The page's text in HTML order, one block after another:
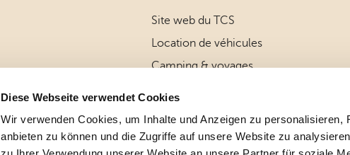
Diese Webseite verwendet Cookies
Wir verwenden Cookies, um Inhalte und Anzeigen zu personalisieren,
anbieten zu können und die Zugriffe auf unsere Website zu
Site web du TCS
Location de véhicules
Camping & voyages